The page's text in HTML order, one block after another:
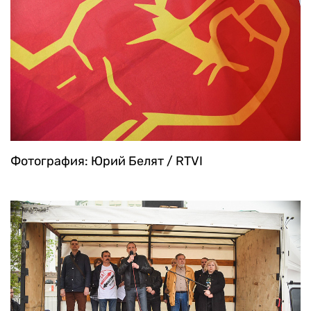
Фотография: Юрий Белят / RTVI